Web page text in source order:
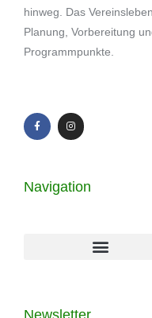
hinweg. Das
Planung, Vorbereitung
Programmpunkte.
Navigation
Newsletter